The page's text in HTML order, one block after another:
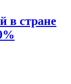
в стране